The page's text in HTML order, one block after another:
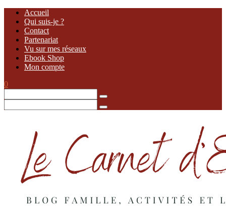
Accueil
Qui suis-je ?
Contact
Partenariat
Vu sur mes réseaux
Ebook Shop
Mon compte
0